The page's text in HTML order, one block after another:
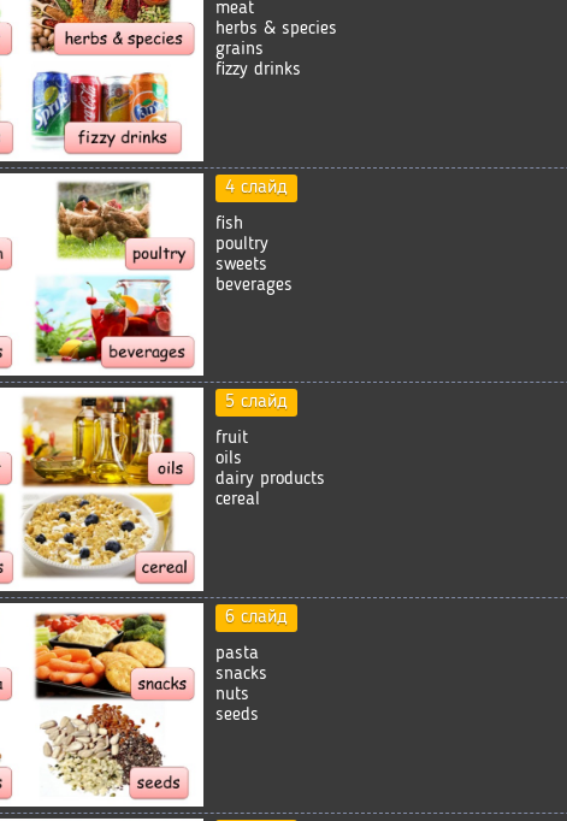
meat
herbs & species
grains
fizzy drinks
4 слайд
fish
poultry
sweets
beverages
5 слайд
fruit
oils
dairy products
cereal
6 слайд
pasta
snacks
nuts
seeds